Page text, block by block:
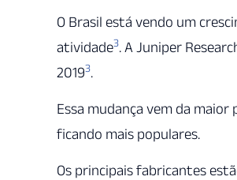
O Brasil está vendo um
atividade3. A Juniper
20193.
Essa mudança vem da
ficando mais populares.
Os principais fabricantes